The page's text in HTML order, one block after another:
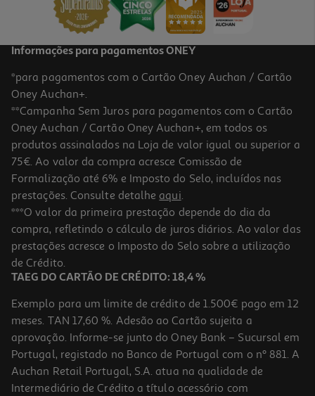
Sopa De Espinafres Dozz Cremosa 310 Ml
10.61 €/Kg
3,29 €
Informações para pagamentos ONEY
*para pagamentos com o Cartão Oney Auchan / Cartão
Oney Auchan+.
**Campanha Sem Juros para pagamentos com o Cartão
Oney Auchan / Cartão Oney Auchan+, em todos os
produtos assinalados na Loja de valor igual ou superior a
75€. Ao valor da compra acresce Comissão de
Formalização até 6% e Imposto do Selo, incluídos nas
prestações. Consulte detalhe aqui.
***O valor da primeira prestação depende do dia da
compra, refletindo o cálculo de juros diários. Ao valor das
prestações acresce o Imposto do Selo sobre a utilização
de Crédito.
TAEG DO CARTÃO DE CRÉDITO: 18,4 %
Exemplo para um limite de crédito de 1.500€ pago em 12
meses. TAN 17,60 %. Adesão ao Cartão sujeita a
aprovação. Informe-se junto do Oney Bank – Sucursal em
Portugal, registado no Banco de Portugal com o nº 881. A
Auchan Retail Portugal, S.A. atua na qualidade de
Intermediário de Crédito a título acessório com